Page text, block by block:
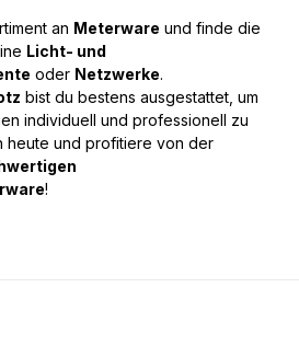
an Meterware und finde die
Licht- und
oder Netzwerke.
bist du bestens ausgestattet, um
individuell und professionell zu
heute und profitiere von der
!